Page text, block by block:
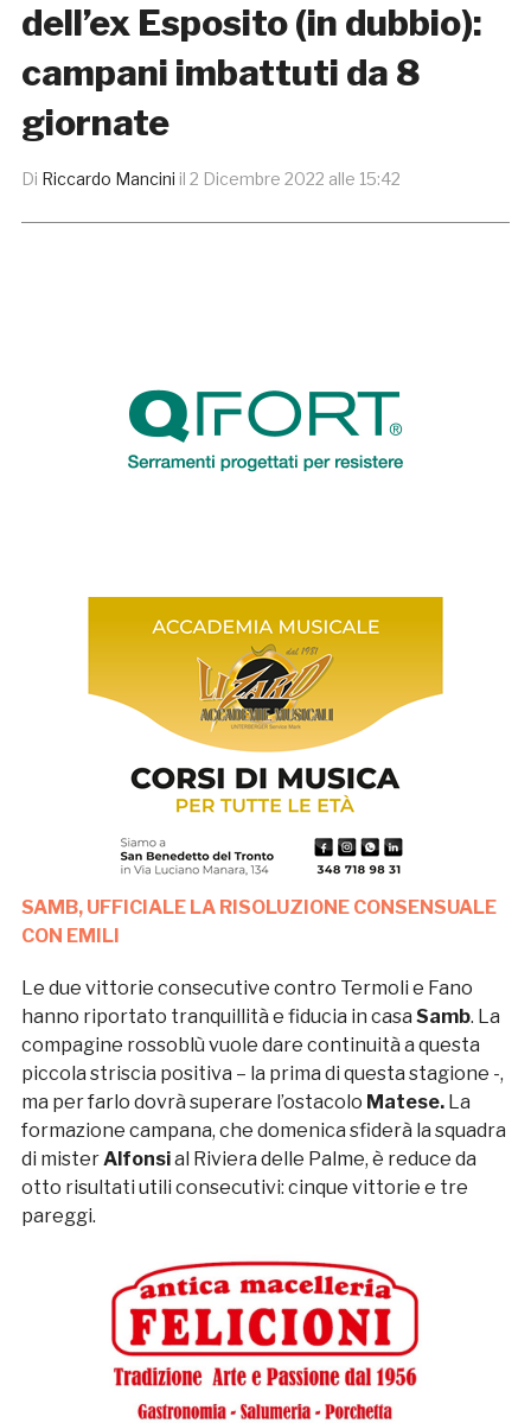
dell’ex Esposito (in dubbio):
campani imbattuti da 8
giornate
Di Riccardo Mancini il 2 Dicembre 2022 alle 15:42
SAMB, UFFICIALE LA RISOLUZIONE CONSENSUALE
CON EMILI
Le due vittorie consecutive contro Termoli e Fano
hanno riportato tranquillità e fiducia in casa Samb. La
compagine rossoblù vuole dare continuità a questa
piccola striscia positiva – la prima di questa stagione -,
ma per farlo dovrà superare l’ostacolo Matese.La
formazione campana, che domenica sfiderà la squadra
di misterAlfonsial Riviera delle Palme, è reduce da
otto risultati utili consecutivi: cinque vittorie e tre
pareggi.